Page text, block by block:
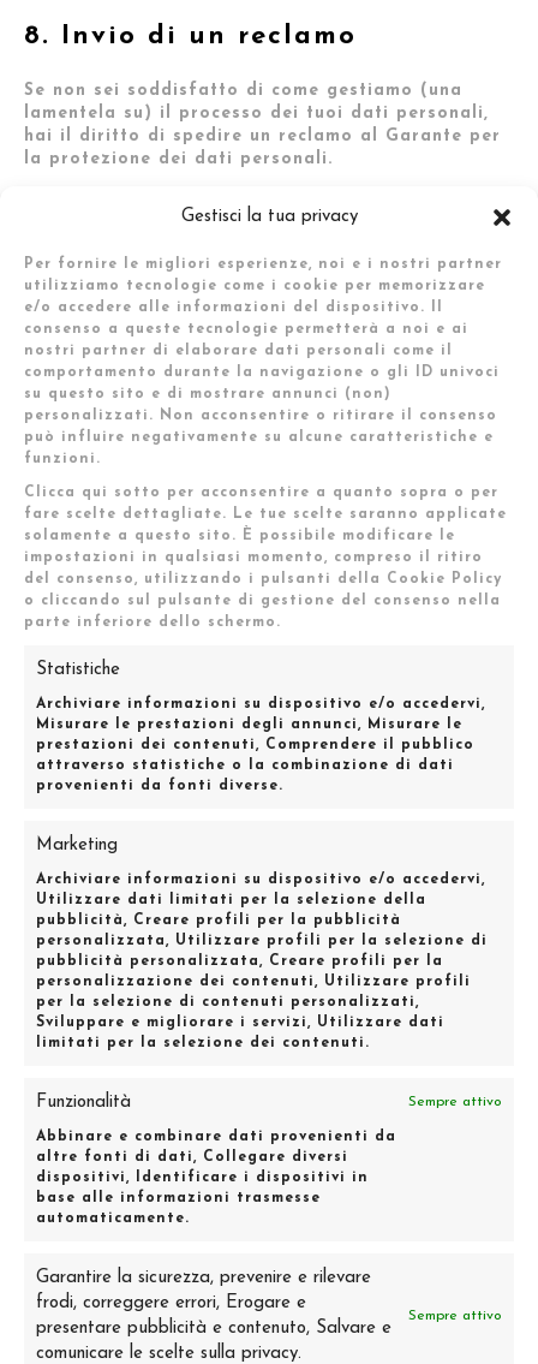
Gestisci la tua privacy
Per fornire le migliori esperienze, noi e i nostri partner
utilizziamo tecnologie come i cookie per memorizzare
e/o accedere alle informazioni del dispositivo. Il
consenso a queste tecnologie permetterà a noi e ai
nostri partner di elaborare dati personali come il
comportamento durante la navigazione o gli ID univoci
su questo sito e di mostrare annunci (non)
personalizzati. Non acconsentire o ritirare il consenso
può influire negativamente su alcune caratteristiche e
funzioni.
Clicca qui sotto per acconsentire a quanto sopra o per
fare scelte dettagliate. Le tue scelte saranno applicate
solamente a questo sito. È possibile modificare le
impostazioni in qualsiasi momento, compreso il ritiro
del consenso, utilizzando i pulsanti della Cookie Policy
o cliccando sul pulsante di gestione del consenso nella
parte inferiore dello schermo.
Statistiche
Archiviare informazioni su dispositivo e/o accedervi,
Misurare le prestazioni degli annunci, Misurare le
prestazioni dei contenuti, Comprendere il pubblico
attraverso statistiche o la combinazione di dati
provenienti da fonti diverse.
Marketing
Archiviare informazioni su dispositivo e/o accedervi,
Utilizzare dati limitati per la selezione della
pubblicità, Creare profili per la pubblicità
personalizzata, Utilizzare profili per la selezione di
pubblicità personalizzata, Creare profili per la
personalizzazione dei contenuti, Utilizzare profili
per la selezione di contenuti personalizzati,
Sviluppare e migliorare i servizi, Utilizzare dati
limitati per la selezione dei contenuti.
Funzionalità Sempre attivo
Abbinare e combinare dati provenienti da
altre fonti di dati, Collegare diversi
dispositivi, Identificare i dispositivi in
base alle informazioni trasmesse
automaticamente.
Garantire la sicurezza, prevenire e rilevare
frodi, correggere errori, Erogare e
presentare pubblicità e contenuto, Salvare e
comunicare le scelte sulla privacy.
Sempre attivo
8. Invio di un reclamo
Se non sei soddisfatto di come gestiamo (una
lamentela su) il processo dei tuoi dati personali,
hai il diritto di spedire un reclamo al Garante per
la protezione dei dati personali.
9. Dettagli contatti
Mood Management S.r.l.
Via Vincenzo Foppa, 46 – 20144 – Milano
Italia
Sito web: https://www.moodmanagement.it
Email:info@ moodmanagement.it
Numero di telefono: 0287022557
10. Richiesta Dati
possibilità di usare il nostro modulo di richiesta
dati
Nome
Email
Invia una richiesta per accedere ai tuoi dati che
trattiamo.
Invia una richiesta per la cancellazione di dati se non
più rilevanti.
dei tuoi dati che trattiamo.
AGENZIA DI MODA E SPETTACOLO MILANO
Via Vincenzo Foppa, 46 – 20144 – Milano
|
Tel: 0287022557 |
info@moodmanagement.it